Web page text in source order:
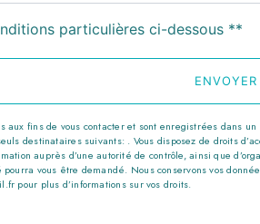
particulières ci-dessous **
ENVOYER
fins de vous contacter et sont enregistrées dans
destinataires suivants: . Vous disposez de droits
auprès d’une autorité de contrôle, ainsi que
vous être demandé. Nous conservons vos
pour plus d’informations sur vos droits.